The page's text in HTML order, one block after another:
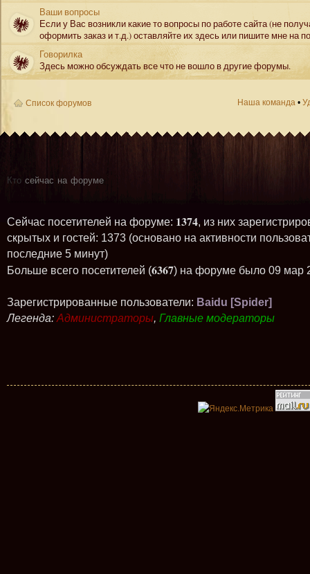
Ваши вопросы
Если у Вас возникли какие то вопросы по работе сайта (не
оформить заказ и т.д.) оставляйте их здесь или пишите мне на
Говорилка
Здесь можно обсуждать все что не вошло в другие форумы.
Список форумов Наша команда •
Кто сейчас на форуме
Сейчас посетителей на форуме: 1374, из них
скрытых и гостей: 1373 (основано на активности
последние 5 минут)
Больше всего посетителей (6367) на форуме было 09 мар
Зарегистрированные пользователи: Baidu [Spider]
Легенда: Администраторы, Главные модераторы